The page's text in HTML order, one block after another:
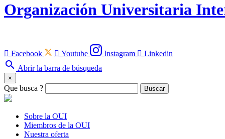
Organización Universitaria
 Facebook  Youtube Instagram  Linkedin
search Abrir la barra de búsqueda
×
Que busca ? Buscar
Sobre la OUI
Miembros de la OUI
Nuestra oferta